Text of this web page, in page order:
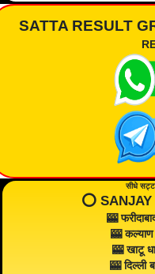
SATTA RESULT
सीधे
⭕️
🎰
🎰
🎰 खाटू
🎰 दिल्ली